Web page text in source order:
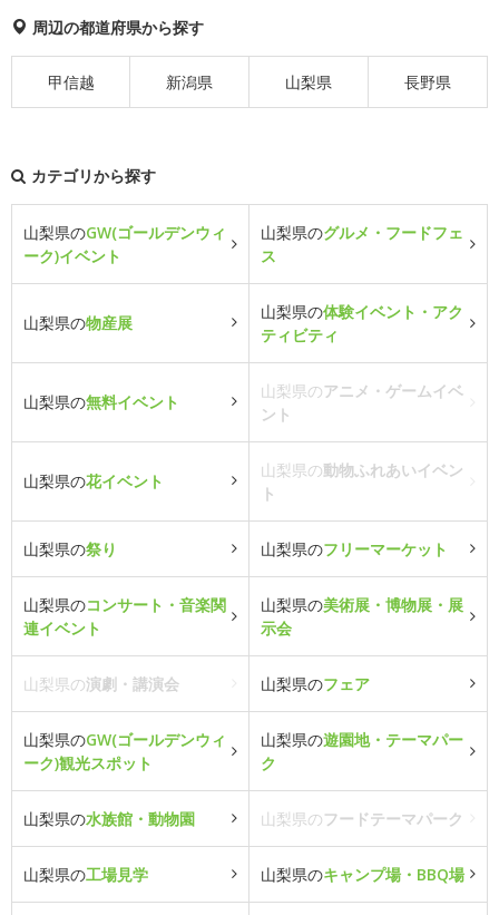
周辺の都道府県から探す
甲信越 新潟県 山梨県 長野県
カテゴリから探す
山梨県のGW(ゴールデンウィ
ーク)イベント
山梨県のグルメ・フードフェ
ス
山梨県の物産展
山梨県の体験イベント・アク
ティビティ
山梨県の無料イベント
山梨県のアニメ・ゲームイベ
ント
山梨県の花イベント
山梨県の動物ふれあいイベン
ト
山梨県の祭り 山梨県のフリーマーケット
山梨県のコンサート・音楽関
連イベント
山梨県の美術展・博物展・展
示会
山梨県の演劇・講演会 山梨県のフェア
山梨県のGW(ゴールデンウィ
ーク)観光スポット
山梨県の遊園地・テーマパー
ク
山梨県の水族館・動物園 山梨県のフードテーマパーク
山梨県の工場見学 山梨県のキャンプ場・BBQ場